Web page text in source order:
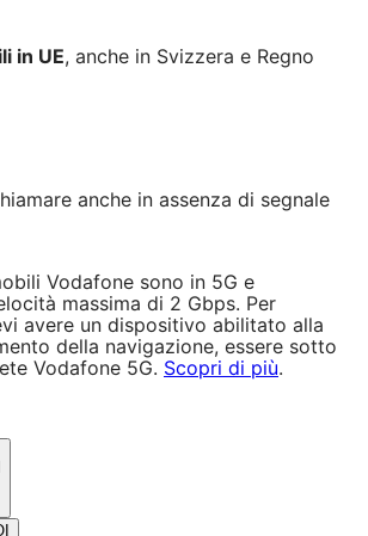
in UE, anche in Svizzera e Regno
anche in assenza di segnale
Vodafone sono in 5G e
massima di 2 Gbps. Per
avere un dispositivo abilitato alla
della navigazione, essere sotto
Vodafone 5G. Scopri di più.